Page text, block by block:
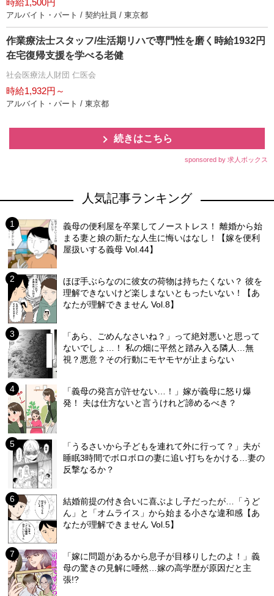
時給1,500円
アルバイト・パート / 契約社員 / 東京都
作業療法士スタッフ/生活期リハで専門性を磨く時給1932円
在宅復帰支援を学べる老健
社会医療法人財団 仁医会
時給1,932円～
アルバイト・パート / 東京都
続きはこちら
sponsored by 求人ボックス
人気記事ランキング
義母の便利屋を卒業してノーストレス！ 離婚から始
まる妻と娘の新たな人生に悔いはなし！【嫁を便利
屋扱いする義母 Vol.44】
ほぼ手ぶらなのに彼女の荷物は持ちたくない？ 彼を
理解できないけど楽しまないともったいない！【あ
なたが理解できません Vol.8】
「あら、ごめんなさいね？」って絶対悪いと思って
ないでしょ…！ 私の畑に平然と踏み入る隣人…無
視？悪意？その行動にモヤモヤが止まらない
「義母の発言が許せない…！」嫁が義母に怒り爆
発！ 夫は仕方ないと言うけれど諦めるべき？
「うるさいから子どもを連れて外に行って？」夫が
睡眠3時間でボロボロの妻に追い打ちをかける…妻の
反撃なるか？
結婚前提の付き合いに喜ぶよし子だったが…「うど
ん」と「オムライス」から始まる小さな違和感【あ
なたが理解できません Vol.5】
「嫁に問題があるから息子が目移りしたのよ！」義
母の驚きの見解に唖然…嫁の高学歴が原因だと主
張!?